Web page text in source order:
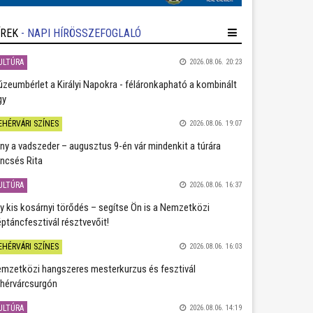
- NAPI HÍRÖSSZEFOGLALÓ
2026.08.06. 20:23
a Királyi Napokra - féláronkapható a kombinált
SZÍNES 2026.08.06. 19:07
a vadszeder – augusztus 9-én vár mindenkit a túrára
Rita
2026.08.06. 16:37
kis kosárnyi törődés – segítse Ön is a Nemzetközi
résztvevőit!
SZÍNES 2026.08.06. 16:03
hangszeres mesterkurzus és fesztivál
2026.08.06. 14:19